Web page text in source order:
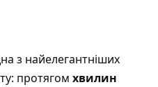
з найелегантніших
протягом хвилин